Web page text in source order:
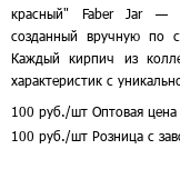
красный" Faber Jar —
созданный вручную по
Каждый кирпич из
характеристик с
100 руб./шт Оптовая цена
100 руб./шт Розница с